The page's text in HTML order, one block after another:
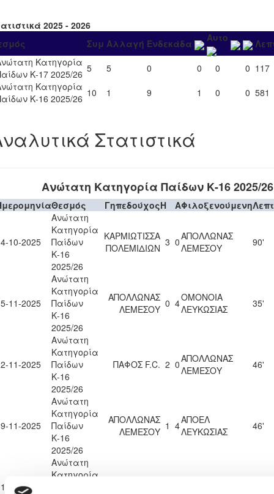
2025 - 2026
Συμ Αλλαγή Ενδεκάδα Αυτο
Κατηγορία
Κ-17 2025/26 5 5 0 0 0 0 117
Κατηγορία
Κ-16 2025/26 10 1 9 1 0 0 581
Στατιστικά
Ανώτατη Κατηγορία Παίδων Κ-16 2025/26
Θεσμός ΓηπεδούχοςH AΦιλοξενούμενη
10-2025
Ανώτατη
Κατηγορία
Παίδων
Κ-16
2025/26
ΚΑΡΜΙΩΤΙΣΣΑ
ΠΟΛΕΜΙΔΙΩΝ 3 0ΑΠΟΛΛΩΝΑΣ
ΛΕΜΕΣΟΥ
90'
11-2025
Ανώτατη
Κατηγορία
Παίδων
Κ-16
2025/26
ΑΠΟΛΛΩΝΑΣ
ΛΕΜΕΣΟΥ 0 4ΟΜΟΝΟΙΑ
ΛΕΥΚΩΣΙΑΣ
35'
11-2025
Ανώτατη
Κατηγορία
Παίδων
Κ-16
2025/26
ΠΑΦΟΣ F.C. 2 0ΑΠΟΛΛΩΝΑΣ
ΛΕΜΕΣΟΥ
46'
11-2025
Ανώτατη
Κατηγορία
Παίδων
Κ-16
2025/26
ΑΠΟΛΛΩΝΑΣ
ΛΕΜΕΣΟΥ 1 4ΑΠΟΕΛ
ΛΕΥΚΩΣΙΑΣ
46'
01-2026
Ανώτατη
Κατηγορία